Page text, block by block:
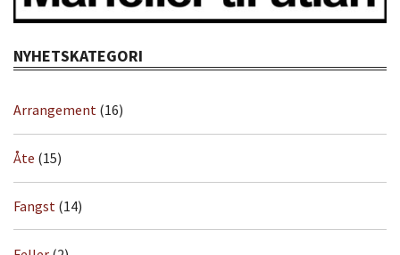
NYHETSKATEGORI
Arrangement (16)
Åte (15)
Fangst (14)